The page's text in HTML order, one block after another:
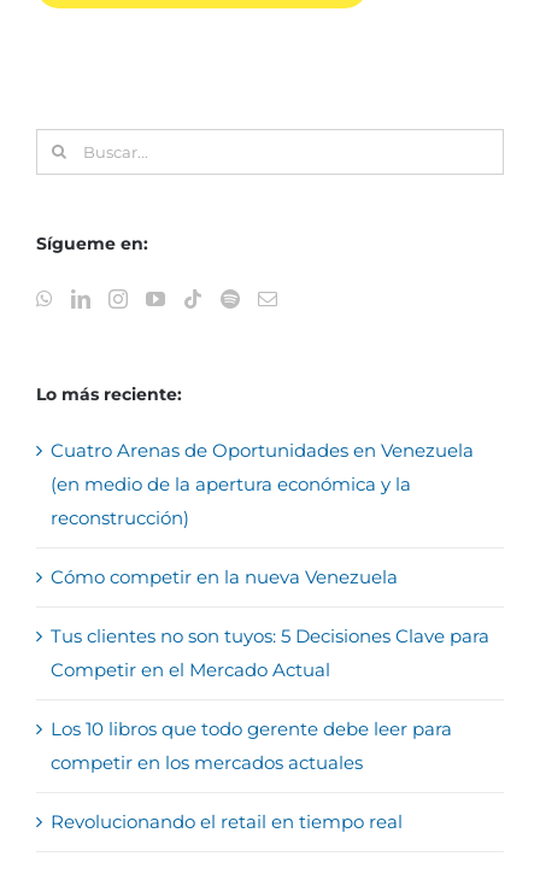
Buscar:
Sígueme en:
Lo más reciente:
Cuatro Arenas de Oportunidades en Venezuela
(en medio de la apertura económica y la
reconstrucción)
Cómo competir en la nueva Venezuela
Tus clientes no son tuyos: 5 Decisiones Clave para
Competir en el Mercado Actual
Los 10 libros que todo gerente debe leer para
competir en los mercados actuales
Revolucionando el retail en tiempo real